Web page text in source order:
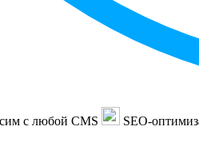
с любой CMS SEO-